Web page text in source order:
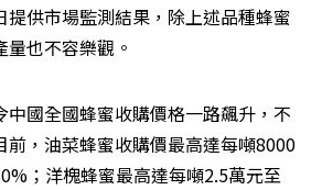
提供市場監測結果，除上述品種蜂蜜
也不容樂觀。
中國全國蜂蜜收購價格一路飆升，不
前，油菜蜂蜜收購價最高達每噸8000
；洋槐蜂蜜最高達每噸2.5萬元至